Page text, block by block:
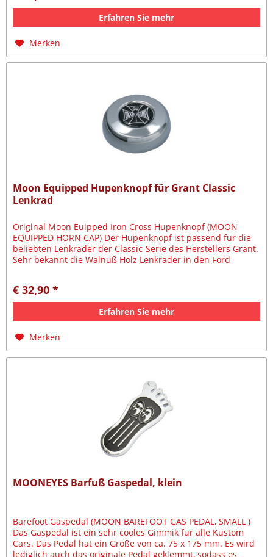
Erfahren Sie mehr
Merken
Moon Equipped Hupenknopf für Grant Classic
Lenkrad
Original Moon Euipped Iron Cross Hupenknopf (MOON
EQUIPPED HORN CAP) Der Hupenknopf ist passend für die
beliebten Lenkräder der Classic-Serie des Herstellers Grant.
Sehr bekannt die Walnuß Holz Lenkräder in den Ford
€ 32,90 *
Erfahren Sie mehr
Merken
MOONEYES Barfuß Gaspedal, klein
Barefoot Gaspedal (MOON BAREFOOT GAS PEDAL, SMALL )
Das Gaspedal ist ein sehr cooles Gimmik für alle Kustom
Cars. Das Pedal hat ein Größe von ca. 75 x 175 mm. Es wird
lediglich auch das originale Pedal geklemmt, sodass es